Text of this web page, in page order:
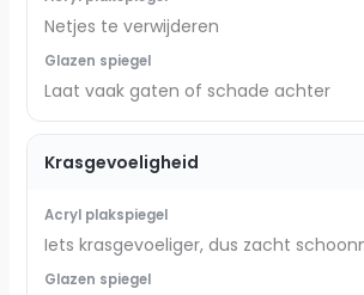
Netjes te verwijderen
Laat vaak gaten of schade achter
Krasgevoeligheid
Iets krasgevoeliger, dus zacht